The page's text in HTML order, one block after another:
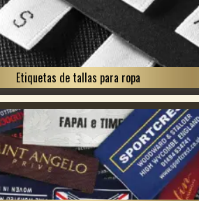
Etiquetas de tallas para ropa